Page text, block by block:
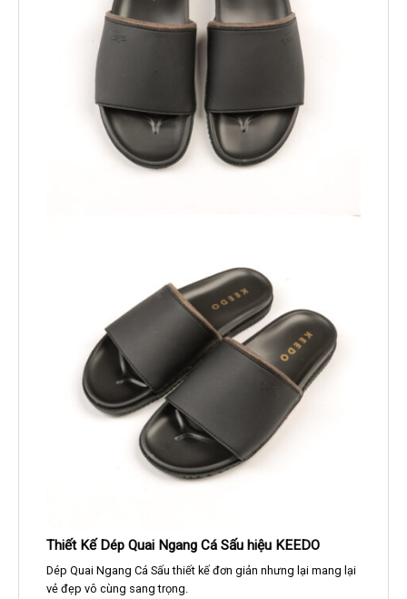
Thiết Kế Dép Quai Ngang Cá Sấu hiệu KEEDO
Dép Quai Ngang Cá Sấu thiết kế đơn giản nhưng lại mang lại
vẻ đẹp vô cùng sang trọng.